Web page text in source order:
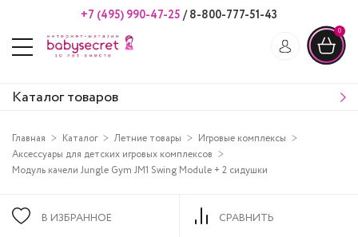
+7 (495) 990-47-25 /8-800-777-51-43
0
Каталог товаров
Главная Каталог Летние товары
Игровые комплексы
Аксессуары для детских игровых комплексов
Модуль качели Jungle Gym JM1 Swing Module + 2 сидушки
В ИЗБРАННОЕ СРАВНИТЬ